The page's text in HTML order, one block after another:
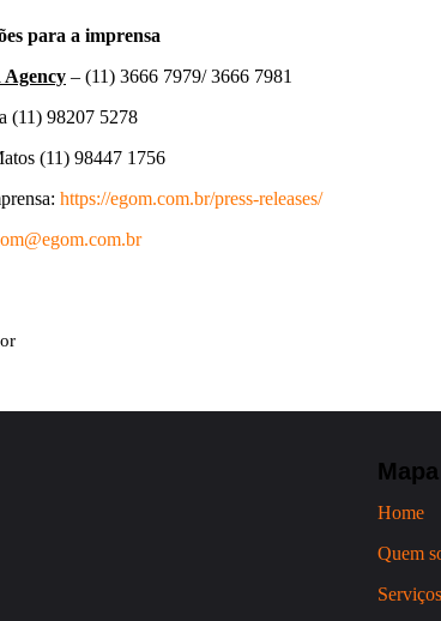
para a imprensa
Agency – (11) 3666 7979/ 3666 7981
(11) 98207 5278
(11) 98447 1756
https://egom.com.br/press-releases/
Home
Quem
Serviços